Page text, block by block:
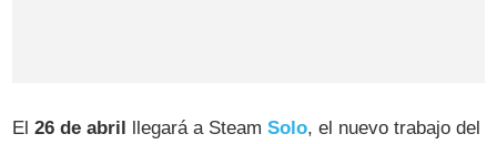
El26 de abril llegará a SteamSolo, el nuevo trabajo del